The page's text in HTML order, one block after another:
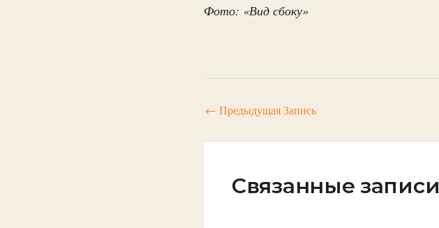
Фото: «Вид сбоку»
← Предыдущая Запись
Связанные записи